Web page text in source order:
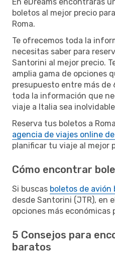
boletos al mejor precio
Roma.
Te ofrecemos toda la
necesitas saber para
Santorini al mejor precio.
amplia gama de opciones
presupuesto entre más de
toda la información que
viaje a Italia sea
Reserva tus boletos a
agencia de viajes online
planificar tu viaje al mejor
Cómo encontrar
Si buscas boletos de avión
desde Santorini (JTR), en
opciones más económicas
5 Consejos para
baratos